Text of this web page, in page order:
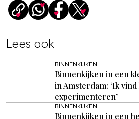
Lees ook
BINNENKIJKEN
Binnenkijken in een
in Amsterdam: ‘Ik
experimenteren’
BINNENKIJKEN
Binnenkijken in een